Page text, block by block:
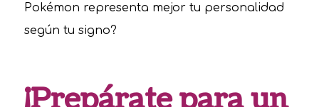
Pokémon representa mejor tu personalidad
según tu signo?